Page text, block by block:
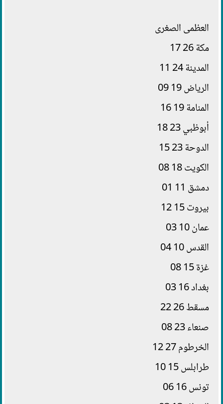
العظمى الصغرى
مكة 26 17
المدينة 24 11
الرياض 19 09
المنامة 19 16
أبوظبي 23 18
الدوحة 23 15
الكويت 18 08
دمشق 11 01
بيروت 15 12
عمان 10 03
القدس 10 04
غزة 15 08
بغداد 16 03
مسقط 26 22
صنعاء 23 08
الخرطوم 27 12
طرابلس 15 10
تونس 16 06